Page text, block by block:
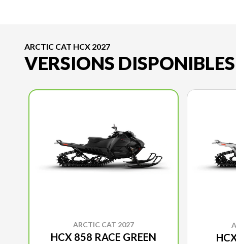
ARCTIC CAT HCX 2027
VERSIONS DISPONIBLES
ARCTIC CAT 2027
HCX 858 RACE GREEN